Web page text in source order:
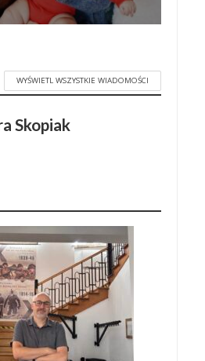
WYŚWIETL WSZYSTKIE WIADOMOŚCI
Skopiak